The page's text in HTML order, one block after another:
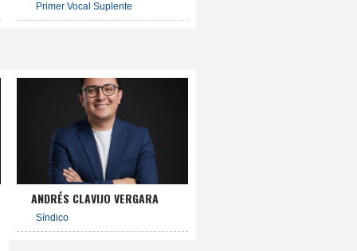
Primer Vocal Suplente
ANDRÉS CLAVIJO VERGARA
Síndico